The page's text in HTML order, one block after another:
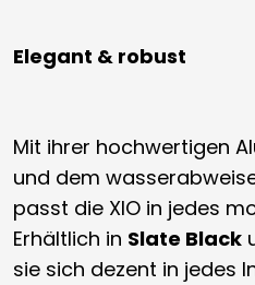
Elegant & robust
Mit ihrer hochwertigen
und dem
passt die XIO in jedes
Erhältlich in Slate Black
sie sich dezent in jedes